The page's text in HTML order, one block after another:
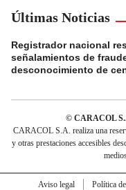
Últimas Noticias
Registrador nacional
señalamientos de
desconocimiento de
© CARACOL
CARACOL S.A. realiza una
y otras prestaciones accesibles
Aviso legal Política